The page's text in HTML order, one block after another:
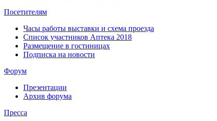
Посетителям
Часы работы выставки и схема проезда
Список участников Аптека 2018
Размещение в гостиницах
Подписка на новости
Форум
Презентации
Архив форума
Пресса